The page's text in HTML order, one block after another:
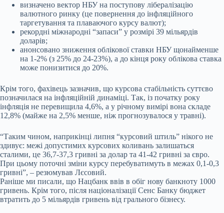
визначено вектор НБУ на поступову лібералізацію
валютного ринку (це повернення до інфляційного
таргетування та плаваючого курсу валют);
рекордні міжнародні “запаси” у розмірі 39 мільярдів
доларів;
анонсовано зниження облікової ставки НБУ щонайменше
на 1-2% (з 25% до 24-23%), а до кінця року облікова ставка
може понизитися до 20%.
Крім того, фахівець зазначив, що курсова стабільність суттєво
позначилася на інфляційній динаміці. Так, із початку року
інфляція не перевищила 4,6%, а у річному вимірі вона складе
12,8% (майже на 2,5% менше, ніж прогнозувалося у травні).
“Таким чином, наприкінці липня “курсовий штиль” нікого не
здивує: межі допустимих курсових коливань залишаться
сталими, це 36,7-37,3 гривні за долар та 41-42 гривні за євро.
При цьому поточні зміни курсу перебуватимуть в межах 0,1-0,3
гривні”, – резюмував Лєсовий.
Раніше ми писали, що Нацбанк ввів в обіг нову банкноту 1000
гривень. Крім того, після націоналізації Сенс Банку бюджет
втратить до 5 мільярдів гривень від грального бізнесу.